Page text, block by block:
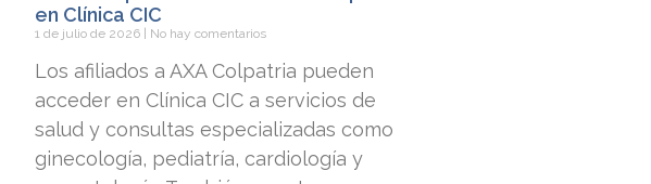
en Clínica CIC
1 de julio de 2026 No hay comentarios
Los afiliados a AXA Colpatria pueden
acceder en Clínica CIC a servicios de
salud y consultas especializadas como
ginecología, pediatría, cardiología y